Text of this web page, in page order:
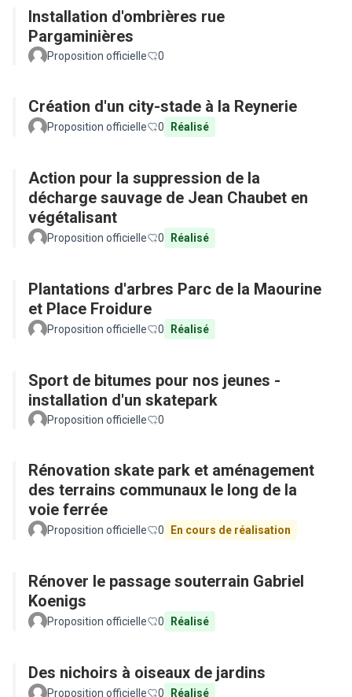
Installation d'ombrières rue
Pargaminières
Proposition officielle 0
Création d'un city-stade à la Reynerie
Proposition officielle 0 Réalisé
Action pour la suppression de la
décharge sauvage de Jean Chaubet en
végétalisant
Proposition officielle 0 Réalisé
Plantations d'arbres Parc de la Maourine
et Place Froidure
Proposition officielle 0 Réalisé
Sport de bitumes pour nos jeunes -
installation d'un skatepark
Proposition officielle 0
Rénovation skate park et aménagement
des terrains communaux le long de la
voie ferrée
Proposition officielle 0 En cours de réalisation
Rénover le passage souterrain Gabriel
Koenigs
Proposition officielle 0 Réalisé
Des nichoirs à oiseaux de jardins
Proposition officielle 0 Réalisé